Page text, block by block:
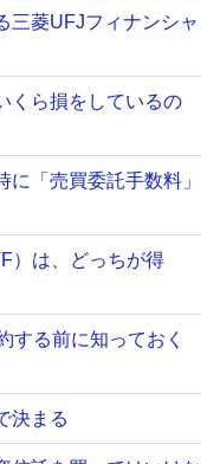
三菱UFJフィナンシャ
くら損をしているの
「売買委託手数料」
）は、どっちが得
する前に知っておく
決まる